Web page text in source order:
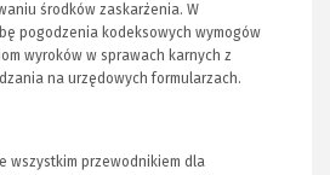
środków zaskarżenia. W
pogodzenia kodeksowych wymogów
wyroków w sprawach karnych z
na urzędowych formularzach.
wszystkim przewodnikiem dla